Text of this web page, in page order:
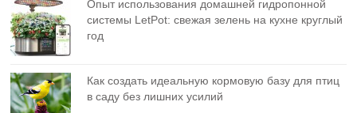
Опыт использования домашней гидропонной
системы LetPot: свежая зелень на кухне круглый
год
Как создать идеальную кормовую базу для птиц
в саду без лишних усилий